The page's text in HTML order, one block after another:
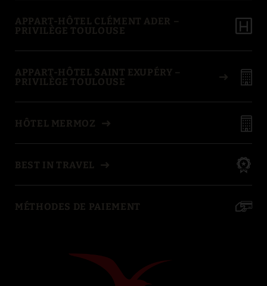
APPART-HÔTEL CLÉMENT ADER –
PRIVILÈGE TOULOUSE
APPART-HÔTEL SAINT EXUPÉRY –
PRIVILÈGE TOULOUSE
HÔTEL MERMOZ
BEST IN TRAVEL
MÉTHODES DE PAIEMENT